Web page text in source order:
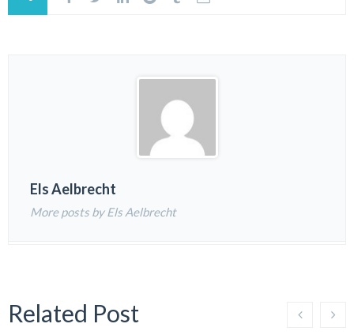
Els Aelbrecht
More posts by Els Aelbrecht
Related Post